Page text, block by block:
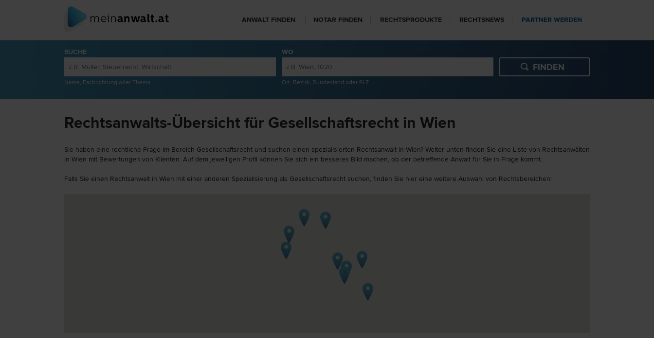
ANWALT FINDEN NOTAR FINDEN RECHTSPRODUKTE RECHTSNEWS PARTNER WERDEN
SUCHE
Name, Fachrichtung oder Thema
WO
Ort, Bezirk, Bundesland oder PLZ
Rechtsanwalts-Übersicht für Gesellschaftsrecht in Wien
Sie haben eine rechtliche Frage im Bereich Gesellschaftsrecht und suchen einen spezialisierten Rechtsanwalt in Wien? Weiter unten finden Sie eine Liste von Rechtsanwälten
in Wien mit Bewertungen von Klienten. Auf dem jeweiligen Profil können Sie sich ein besseres Bild machen, ob der betreffende Anwalt für Sie in Frage kommt.
Falls Sie einen Rechtsanwalt in Wien mit einer anderen Spezialisierung als Gesellschaftsrecht suchen, finden Sie hier eine weitere Auswahl von Rechtsbereichen: